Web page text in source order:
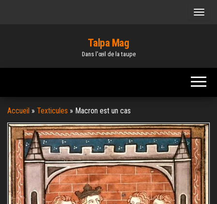
Talpa Mag
Dans l'œil de la taupe
Accueil » Texticules » Macron est un cas